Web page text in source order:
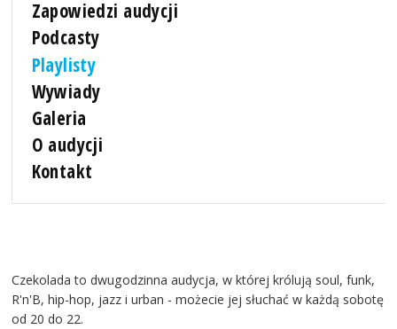
Zapowiedzi audycji
Podcasty
Playlisty
Wywiady
Galeria
O audycji
Kontakt
Czekolada to dwugodzinna audycja, w której królują soul, funk,
R'n'B, hip-hop, jazz i urban - możecie jej słuchać w każdą sobotę
od 20 do 22.